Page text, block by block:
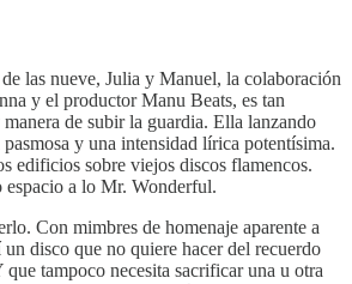
las nueve, Julia y Manuel, la colaboración
y el productor Manu Beats, es tan
de subir la guardia. Ella lanzando
y una intensidad lírica potentísima.
edificios sobre viejos discos flamencos.
a lo Mr. Wonderful.
Con mimbres de homenaje aparente a
disco que no quiere hacer del recuerdo
tampoco necesita sacrificar una u otra